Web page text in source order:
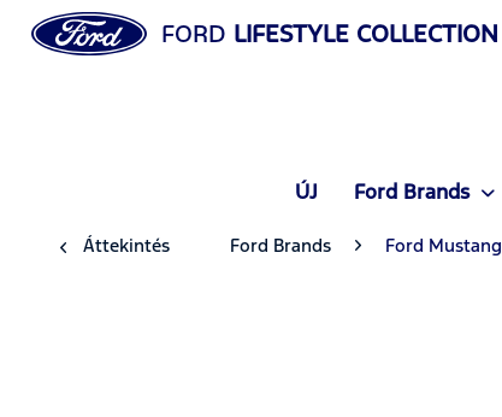
FORD LIFESTYLE COLLECTION
ÚJ Ford Brands
Áttekintés Ford Brands Ford Mustang